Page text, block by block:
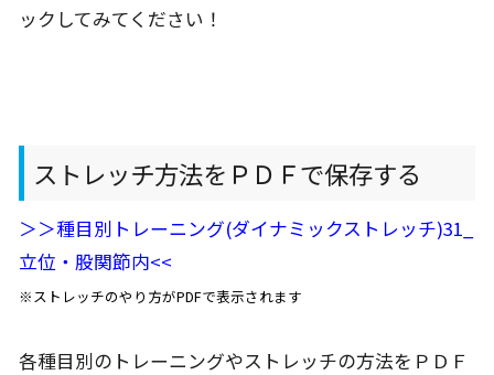
ックしてみてください！
ストレッチ方法をＰＤＦで保存する
＞＞種目別トレーニング(ダイナミックストレッチ)31_
立位・股関節内<<
※ストレッチのやり方がPDFで表示されます
各種目別のトレーニングやストレッチの方法をＰＤＦ